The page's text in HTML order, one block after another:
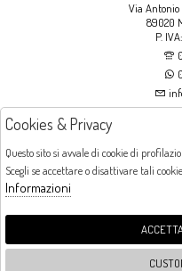
Via Antonio
89020
P.
LUNEDI: CHIUSO LA MATTINA -
Cookies & Privacy
Questo sito si avvale di cookie di
Scegli se accettare o disattivare tali
Informazioni